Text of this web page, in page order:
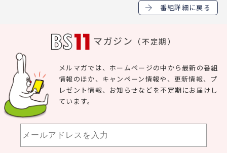
番組詳細に戻る
マガジン （不定期）
メルマガでは、ホームページの中から最新の番組
情報のほか、キャンペーン情報や、更新情報、プ
レゼント情報、お知らせなどを不定期にお届けし
ています。